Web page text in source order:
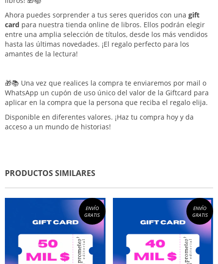
Ahora puedes sorprender a tus seres queridos con una gift
card para nuestra tienda online de libros. Ellos podrán elegir
entre una amplia selección de títulos, desde los más vendidos
hasta las últimas novedades. ¡El regalo perfecto para los
amantes de la lectura!
🎁📚 Una vez que realices la compra te enviaremos por mail o
WhatsApp un cupón de uso único del valor de la Giftcard para
aplicar en la compra que la persona que reciba el regalo elija.
Disponible en diferentes valores. ¡Haz tu compra hoy y da
acceso a un mundo de historias!
PRODUCTOS SIMILARES
ENVÍO
GRATIS
ENVÍO
GRATIS